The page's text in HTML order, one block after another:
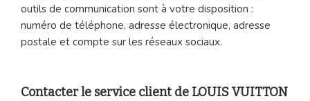
outils de communication sont à votre disposition :
numéro de téléphone, adresse électronique, adresse
postale et compte sur les réseaux sociaux.
Contacter le service client de LOUIS VUITTON